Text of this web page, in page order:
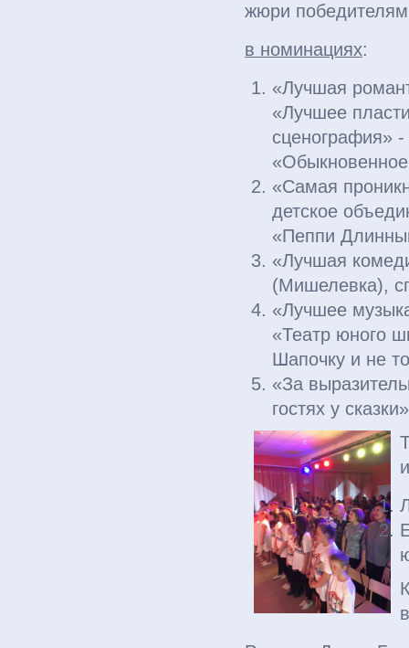
жюри
в номинациях:
«Лучшая
«Лучшее
сценография»
«Самая
детское
«Пеппи
«Лучшая
(Мишелевка),
«Лучшее
«Театр юного
Шапочку и не
«За
гостях у